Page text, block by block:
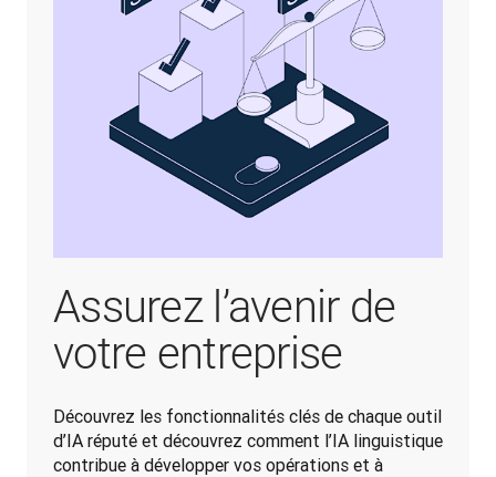
Assurez l’avenir de
votre entreprise
Découvrez les fonctionnalités clés de chaque outil
d’IA réputé et découvrez comment l’IA linguistique
contribue à développer vos opérations et à